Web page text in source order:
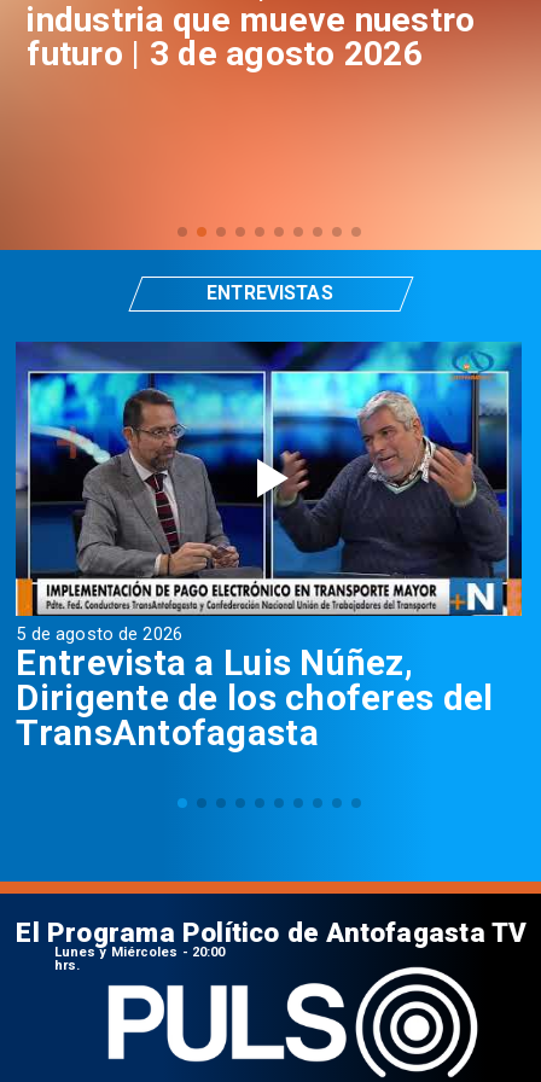
industria que mueve nuestro
futuro | 3 de agosto 2026
5 de agosto de 2026
Entrevista a Luis Núñez,
Dirigente de los choferes del
TransAntofagasta
ENTREVISTAS
El Programa Político de Antofagasta TV
Lunes y Miércoles - 20:00
hrs.